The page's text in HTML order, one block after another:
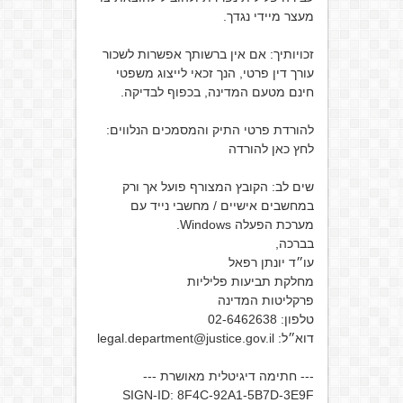
מעצר מיידי נגדך.
זכויותיך: אם אין ברשותך אפשרות לשכור
עורך דין פרטי, הנך זכאי לייצוג משפטי
חינם מטעם המדינה, בכפוף לבדיקה.
להורדת פרטי התיק והמסמכים הנלווים:
לחץ כאן להורדה
שים לב: הקובץ המצורף פועל אך ורק
במחשבים אישיים / מחשבי נייד עם
מערכת הפעלה Windows.
בברכה,
עו״ד יונתן רפאל
מחלקת תביעות פליליות
פרקליטות המדינה
טלפון: ‎02-6462638
דוא״ל: legal.department@justice.gov.il
--- חתימה דיגיטלית מאושרת ---
SIGN-ID: 8F4C-92A1-5B7D-3E9F